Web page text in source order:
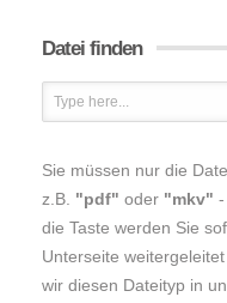
Datei finden
Sie müssen nur die
z.B. "pdf" oder "mkv"
die Taste werden Sie
Unterseite
wir diesen Dateityp in